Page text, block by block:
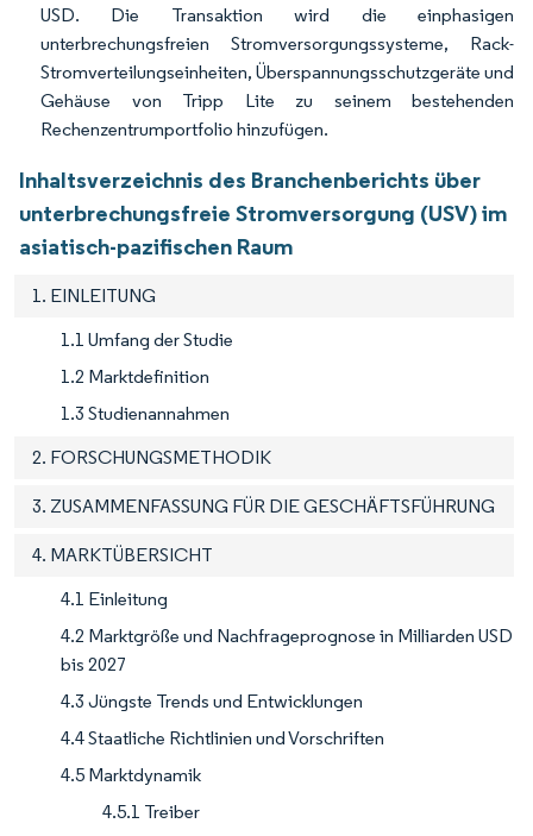
USD. Die Transaktion wird die einphasigen
unterbrechungsfreien Stromversorgungssysteme, Rack-
Stromverteilungseinheiten, Überspannungsschutzgeräte und
Gehäuse von Tripp Lite zu seinem bestehenden
Rechenzentrumportfolio hinzufügen.
Inhaltsverzeichnis des Branchenberichts über
unterbrechungsfreie Stromversorgung (USV) im
asiatisch-pazifischen Raum
1. EINLEITUNG
1.1 Umfang der Studie
1.2 Marktdefinition
1.3 Studienannahmen
2. FORSCHUNGSMETHODIK
3. ZUSAMMENFASSUNG FÜR DIE GESCHÄFTSFÜHRUNG
4. MARKTÜBERSICHT
4.1 Einleitung
4.2 Marktgröße und Nachfrageprognose in Milliarden USD
bis 2027
4.3 Jüngste Trends und Entwicklungen
4.4 Staatliche Richtlinien und Vorschriften
4.5 Marktdynamik
4.5.1 Treiber